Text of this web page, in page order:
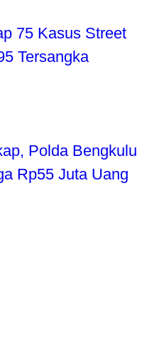
75 Kasus Street
Tersangka
Polda Bengkulu
Rp55 Juta Uang